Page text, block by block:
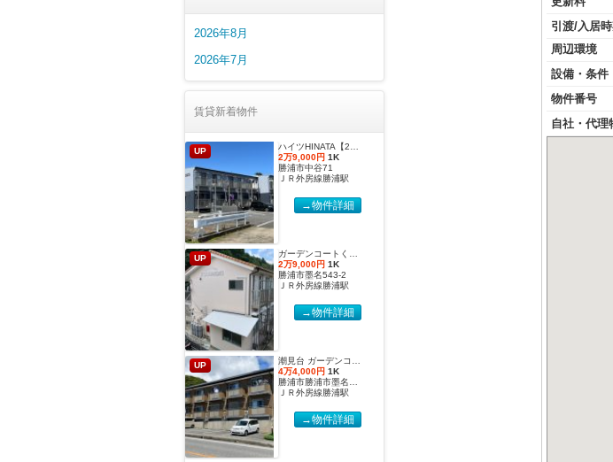
引渡/入居
周辺環境
設備・条件
物件番号
自社・代理
2026年8月
2026年7月
賃貸新着物件
UP
ハイツHINATA【2027年度国際武道大学生 入居申込受付開始しました！】
2万9,000円 1K
勝浦市中谷71
ＪＲ外房線勝浦駅
→物件詳細
UP
ガーデンコートくすのき 【2027年度国際武道大学生 入居申込受付開始しました！】
2万9,000円 1K
勝浦市墨名543-2
ＪＲ外房線勝浦駅
→物件詳細
UP
潮見台 ガーデンコート２【2027年度国際武道大学生 入居申込受付開始しました！】
4万4,000円 1K
勝浦市勝浦市墨名486-32
ＪＲ外房線勝浦駅
→物件詳細